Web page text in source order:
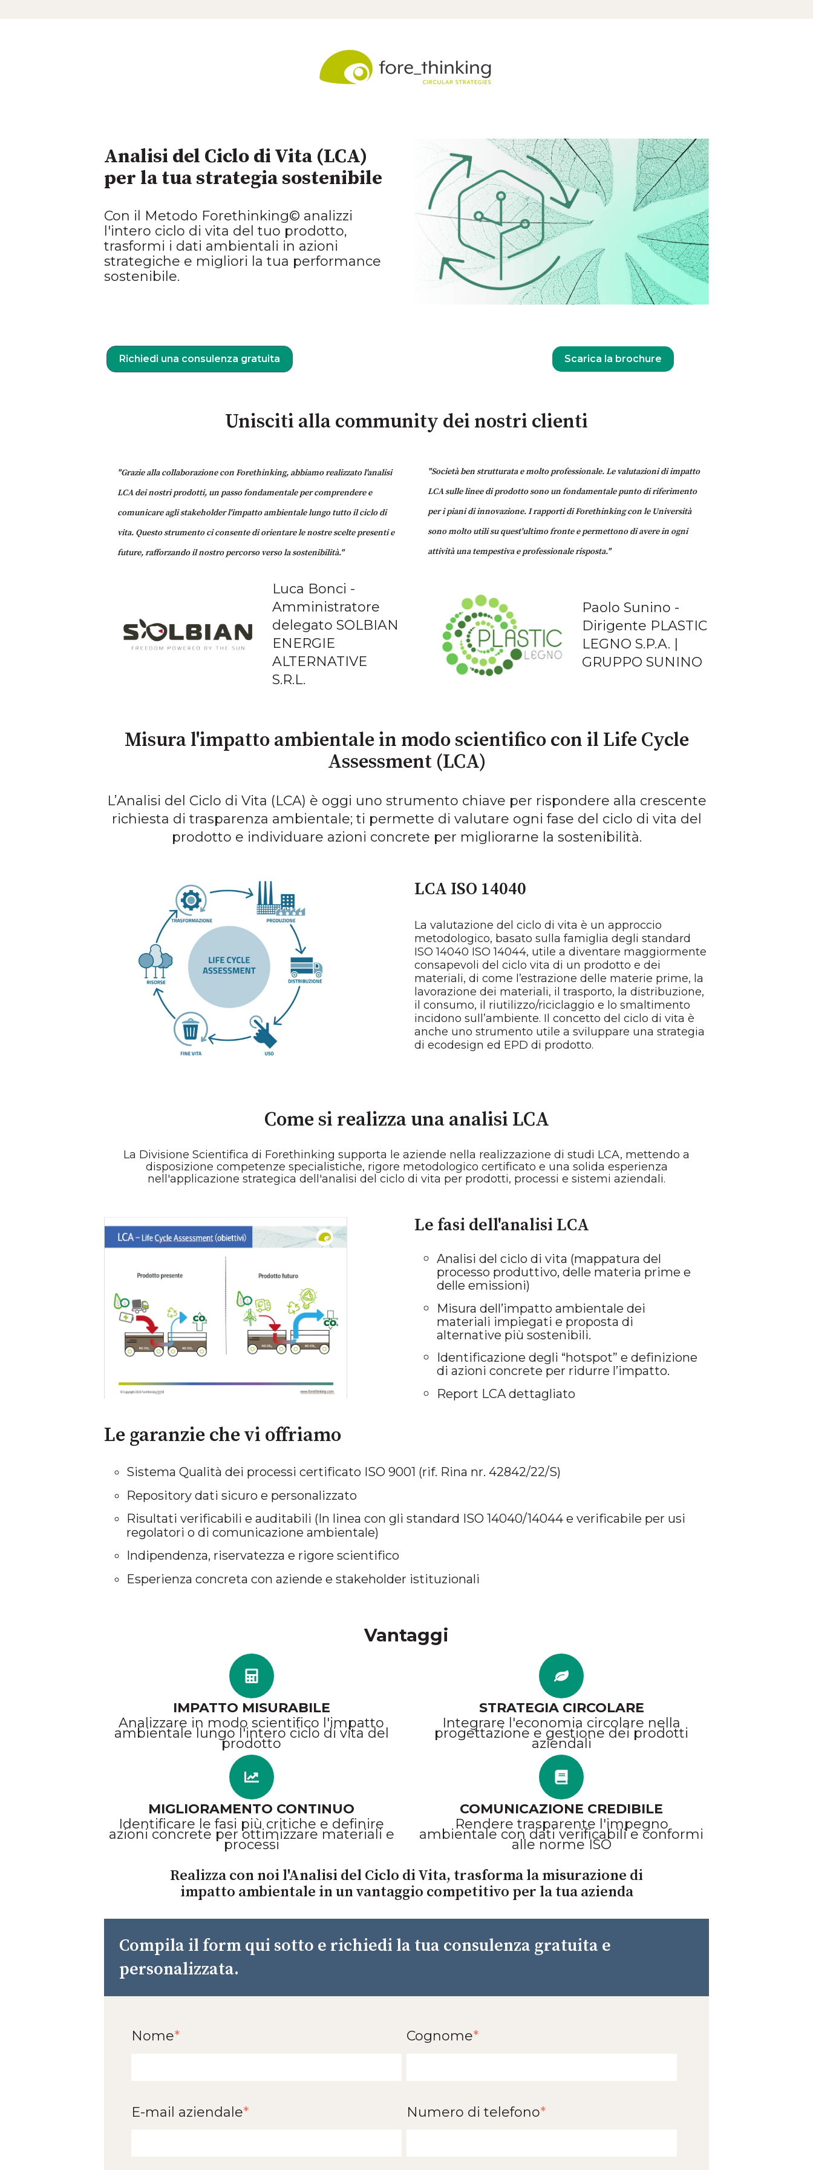
Analisi del Ciclo di Vita (LCA)
per la tua strategia sostenibile
Con il Metodo Forethinking© analizzi
l'intero ciclo di vita del tuo prodotto,
trasformi i dati ambientali in azioni
strategiche e migliori la tua performance
sostenibile.
Richiedi una consulenza gratuita Scarica la brochure
Unisciti alla community dei nostri clienti
"Grazie alla collaborazione con Forethinking, abbiamo realizzato l'analisi
LCA dei nostri prodotti, un passo fondamentale per comprendere e
comunicare agli stakeholder l'impatto ambientale lungo tutto il ciclo di
vita. Questo strumento ci consente di orientare le nostre scelte presenti e
future, rafforzando il nostro percorso verso la sostenibilità."
Luca Bonci -
Amministratore
delegato SOLBIAN
ENERGIE
ALTERNATIVE
S.R.L.
"Società ben strutturata e molto professionale. Le valutazioni di impatto
LCA sulle linee di prodotto sono un fondamentale punto di riferimento
per i piani di innovazione. I rapporti di Forethinking con le Università
sono molto utili su quest'ultimo fronte e permettono di avere in ogni
attività una tempestiva e professionale risposta."
Paolo Sunino -
Dirigente PLASTIC
LEGNO S.P.A. |
GRUPPO SUNINO
Misura l'impatto ambientale in modo scientifico con il Life Cycle
Assessment (LCA)
L’Analisi del Ciclo di Vita (LCA) è oggi uno strumento chiave per rispondere alla crescente
richiesta di trasparenza ambientale; ti permette di valutare ogni fase del ciclo di vita del
prodotto e individuare azioni concrete per migliorarne la sostenibilità.
LCA ISO 14040
La valutazione del ciclo di vita è un approccio
metodologico, basato sulla famiglia degli standard
ISO 14040 ISO 14044, utile a diventare maggiormente
consapevoli del ciclo vita di un prodotto e dei
materiali, di come l’estrazione delle materie prime, la
lavorazione dei materiali, il trasporto, la distribuzione,
il consumo, il riutilizzo/riciclaggio e lo smaltimento
incidono sull’ambiente. Il concetto del ciclo di vita è
anche uno strumento utile a sviluppare una strategia
di ecodesign ed EPD di prodotto.
Come si realizza una analisi LCA
La Divisione Scientifica di Forethinking supporta le aziende nella realizzazione di studi LCA, mettendo a
disposizione competenze specialistiche, rigore metodologico certificato e una solida esperienza
nell'applicazione strategica dell'analisi del ciclo di vita per prodotti, processi e sistemi aziendali.
Le fasi dell'analisi LCA
Analisi del ciclo di vita (mappatura del
processo produttivo, delle materia prime e
delle emissioni)
Misura dell’impatto ambientale dei
materiali impiegati e proposta di
alternative più sostenibili.
Identificazione degli “hotspot” e definizione
di azioni concrete per ridurre l’impatto.
Report LCA dettagliato
Le garanzie che vi offriamo
Sistema Qualità dei processi certificato ISO 9001 (rif. Rina nr. 42842/22/S)
Repository dati sicuro e personalizzato
Risultati verificabili e auditabili (In linea con gli standard ISO 14040/14044 e verificabile per usi
regolatori o di comunicazione ambientale)
Indipendenza, riservatezza e rigore scientifico
Esperienza concreta con aziende e stakeholder istituzionali
Vantaggi
IMPATTO MISURABILE
Analizzare in modo scientifico l'impatto
ambientale lungo l'intero ciclo di vita del
prodotto
STRATEGIA CIRCOLARE
Integrare l'economia circolare nella
progettazione e gestione dei prodotti
aziendali
MIGLIORAMENTO CONTINUO
Identificare le fasi più critiche e definire
azioni concrete per ottimizzare materiali e
processi
COMUNICAZIONE CREDIBILE
Rendere trasparente l'impegno
ambientale con dati verificabili e conformi
alle norme ISO
Realizza con noi l'Analisi del Ciclo di Vita, trasforma la misurazione di
impatto ambientale in un vantaggio competitivo per la tua azienda
Compila il form qui sotto e richiedi la tua consulenza gratuita e
personalizzata.
Nome* Cognome*
E-mail aziendale* Numero di telefono*